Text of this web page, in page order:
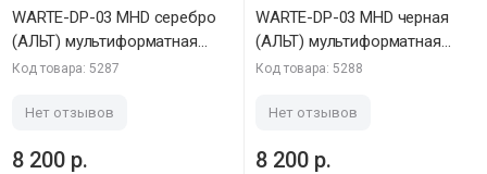
WARTE-DP-03 MHD серебро
(АЛЬТ) мультиформатная
вызывная панель
градусов
Код товара: 5287
Нет отзывов
8 200 р.
WARTE-DP-03 MHD черная
(АЛЬТ) мультиформатная
вызывная панель
градусов
Код товара: 5288
Нет отзывов
8 200 р.